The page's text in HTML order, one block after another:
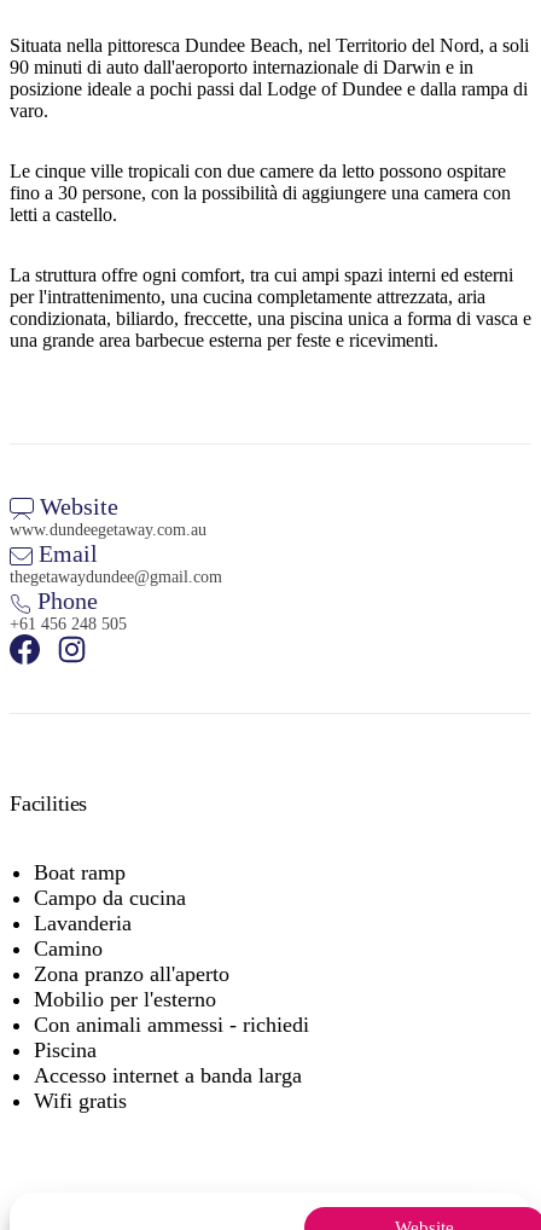
Cerca:
Situata nella pittoresca Dundee Beach, nel Territorio del Nord, a soli
90 minuti di auto dall'aeroporto internazionale di Darwin e in
posizione ideale a pochi passi dal Lodge of Dundee e dalla rampa di
varo.
Le cinque ville tropicali con due camere da letto possono ospitare
fino a 30 persone, con la possibilità di aggiungere una camera con
letti a castello.
La struttura offre ogni comfort, tra cui ampi spazi interni ed esterni
per l'intrattenimento, una cucina completamente attrezzata, aria
condizionata, biliardo, freccette, una piscina unica a forma di vasca e
una grande area barbecue esterna per feste e ricevimenti.
Website
www.dundeegetaway.com.au
Email
thegetawaydundee@gmail.com
Phone
+61 456 248 505
Facilities
Boat ramp
Campo da cucina
Lavanderia
Camino
Zona pranzo all'aperto
Mobilio per l'esterno
Con animali ammessi - richiedi
Piscina
Accesso internet a banda larga
Wifi gratis